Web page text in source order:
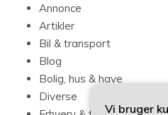
Annonce
Artikler
Bil & transport
Blog
Bolig, hus & have
Diverse
Vi bruger